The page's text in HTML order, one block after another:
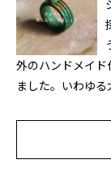
外のハンドメイ
ました。いわゆ